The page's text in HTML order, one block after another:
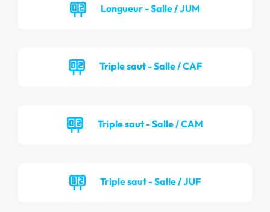
Longueur - Salle / JUM
Triple saut - Salle / CAF
Triple saut - Salle / CAM
Triple saut - Salle / JUF